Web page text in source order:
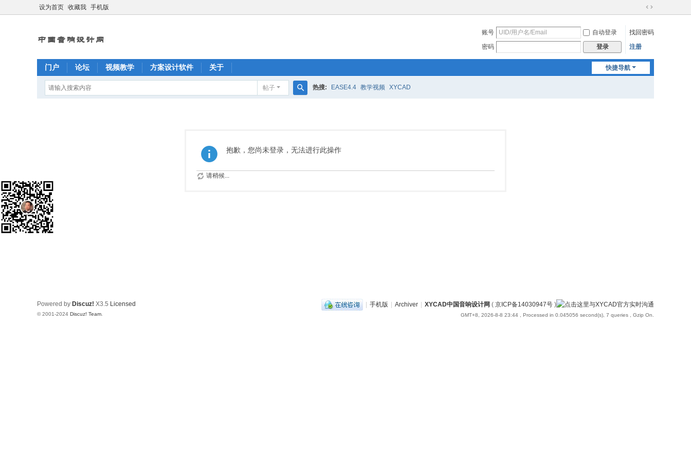
设为首页 收藏我 手机版
切
到
账号 自动登录
找回密码
密码
登录 注册
快捷导航
门户 论坛 视频教学 方案设计软件 关于
帖子 热搜: EASE4.4 教学视频 XYCAD
抱歉，您尚未登录，无法进行此操作
请稍候...
| 手机版 | Archiver | XYCAD中国音响设计网 ( 京ICP备14030947号 )
GMT+8, 2026-8-8 23:44 , Processed in 0.045056 second(s), 7 queries , Gzip On.
Powered by Discuz! X3.5 Licensed
© 2001-2024 Discuz! Team